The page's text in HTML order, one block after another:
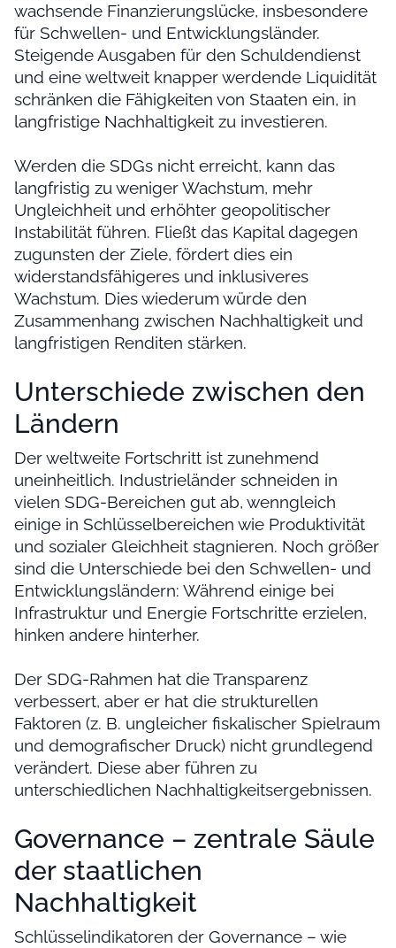
wachsende Finanzierungslücke, insbesondere
für Schwellen- und Entwicklungsländer.
Steigende Ausgaben für den Schuldendienst
und eine weltweit knapper werdende Liquidität
schränken die Fähigkeiten von Staaten ein, in
langfristige Nachhaltigkeit zu investieren.
Werden die SDGs nicht erreicht, kann das
langfristig zu weniger Wachstum, mehr
Ungleichheit und erhöhter geopolitischer
Instabilität führen. Fließt das Kapital dagegen
zugunsten der Ziele, fördert dies ein
widerstandsfähigeres und inklusiveres
Wachstum. Dies wiederum würde den
Zusammenhang zwischen Nachhaltigkeit und
langfristigen Renditen stärken.
Unterschiede zwischen den
Ländern
Der weltweite Fortschritt ist zunehmend
uneinheitlich. Industrieländer schneiden in
vielen SDG-Bereichen gut ab, wenngleich
einige in Schlüsselbereichen wie Produktivität
und sozialer Gleichheit stagnieren. Noch größer
sind die Unterschiede bei den Schwellen- und
Entwicklungsländern: Während einige bei
Infrastruktur und Energie Fortschritte erzielen,
hinken andere hinterher.
Der SDG-Rahmen hat die Transparenz
verbessert, aber er hat die strukturellen
Faktoren (z. B. ungleicher fiskalischer Spielraum
und demografischer Druck) nicht grundlegend
verändert. Diese aber führen zu
unterschiedlichen Nachhaltigkeitsergebnissen.
Governance – zentrale Säule
der staatlichen
Nachhaltigkeit
Schlüsselindikatoren der Governance – wie